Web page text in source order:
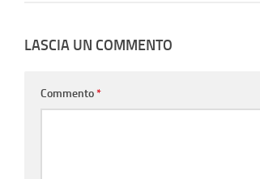
LASCIA UN COMMENTO
Commento*